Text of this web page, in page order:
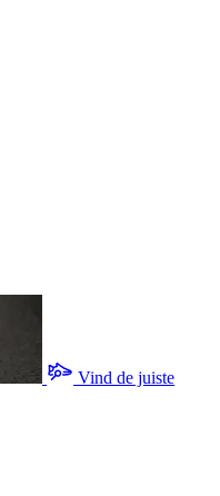
Vind de juiste